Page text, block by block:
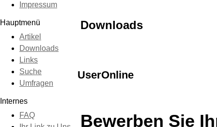
Impressum
Hauptmenü
Artikel
Downloads
Links
Suche
Umfragen
Internes
FAQ
Downloads
UserOnline
Bewerben Sie